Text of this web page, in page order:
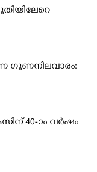
ഗുണനിലവാരം:
40-ാം വ‌ർഷം